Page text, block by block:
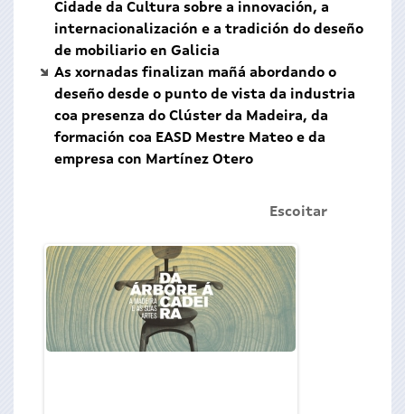
Cidade da Cultura sobre a innovación, a
internacionalización e a tradición do deseño
de mobiliario en Galicia
As xornadas finalizan mañá abordando o
deseño desde o punto de vista da industria
coa presenza do Clúster da Madeira, da
formación coa EASD Mestre Mateo e da
empresa con Martínez Otero
Escoitar